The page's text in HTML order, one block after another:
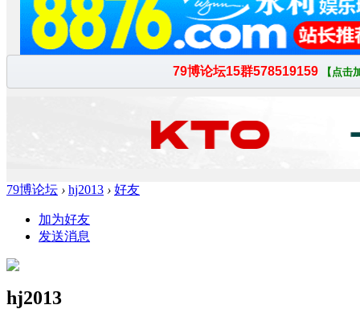
79博论坛 › hj2013 › 好友
加为好友
发送消息
hj2013